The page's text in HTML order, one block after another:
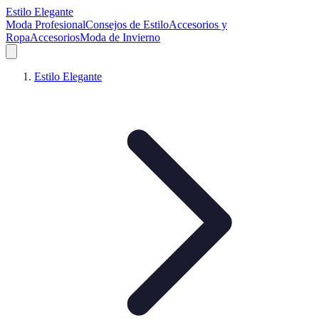
Estilo Elegante
Moda ProfesionalConsejos de EstiloAccesorios y
RopaAccesoriosModa de Invierno
Estilo Elegante